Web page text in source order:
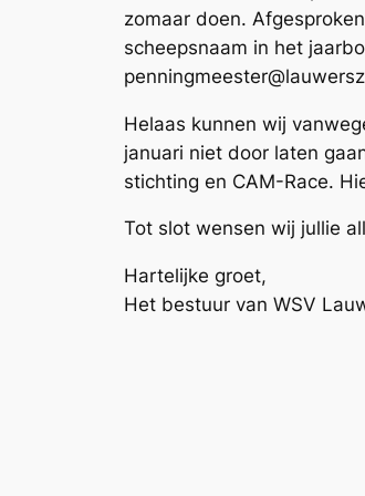
zomaar doen.
scheepsnaam in het
Helaas kunnen wij
januari niet door laten
stichting en CAM-Race.
Tot slot wensen wij jullie
Hartelijke groet,
Het bestuur van WSV